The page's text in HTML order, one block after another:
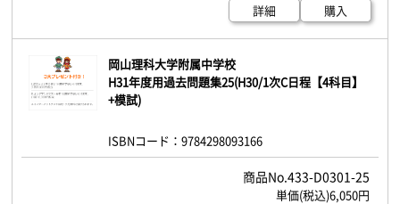
詳細
購入
岡山理科大学附属中学校
H31年度用過去問題集25(H30/1次C日程【4科目】
+模試)
ISBNコード：9784298093166
433-D0301-25
6,050円